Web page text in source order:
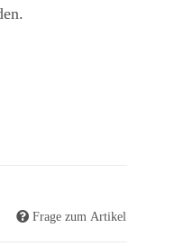
Frage zum Artikel